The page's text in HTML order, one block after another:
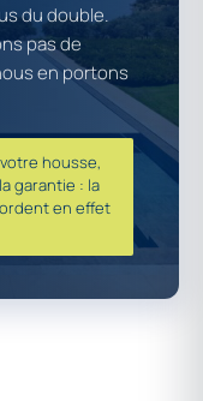
du double.
pas de
en portons
housse,
garantie : la
en effet